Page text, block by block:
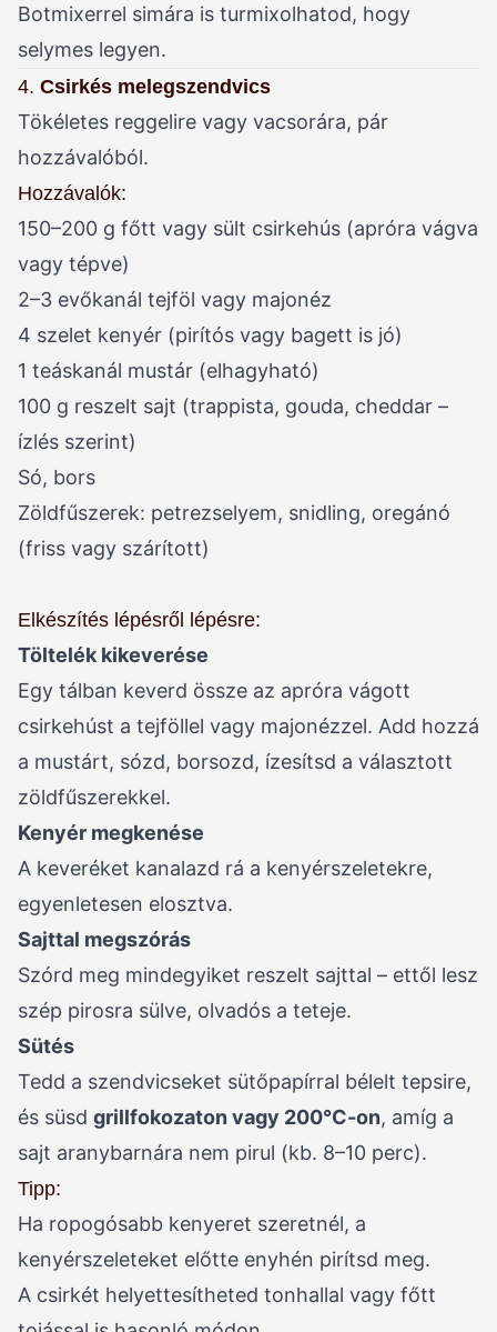
Botmixerrel simára is turmixolhatod, hogy
selymes legyen.
4. Csirkés melegszendvics
Tökéletes reggelire vagy vacsorára, pár
hozzávalóból.
Hozzávalók:
150–200 g főtt vagy sült csirkehús (apróra vágva
vagy tépve)
2–3 evőkanál tejföl vagy majonéz
4 szelet kenyér (pirítós vagy bagett is jó)
1 teáskanál mustár (elhagyható)
100 g reszelt sajt (trappista, gouda, cheddar –
ízlés szerint)
Só, bors
Zöldfűszerek: petrezselyem, snidling, oregánó
(friss vagy szárított)
Elkészítés lépésről lépésre:
Töltelék kikeverése
Egy tálban keverd össze az apróra vágott
csirkehúst a tejföllel vagy majonézzel. Add hozzá
a mustárt, sózd, borsozd, ízesítsd a választott
zöldfűszerekkel.
Kenyér megkenése
A keveréket kanalazd rá a kenyérszeletekre,
egyenletesen elosztva.
Sajttal megszórás
Szórd meg mindegyiket reszelt sajttal – ettől lesz
szép pirosra sülve, olvadós a teteje.
Sütés
Tedd a szendvicseket sütőpapírral bélelt tepsire,
és süsd grillfokozaton vagy 200°C-on, amíg a
sajt aranybarnára nem pirul (kb. 8–10 perc).
Tipp:
Ha ropogósabb kenyeret szeretnél, a
kenyérszeleteket előtte enyhén pirítsd meg.
A csirkét helyettesítheted tonhallal vagy főtt